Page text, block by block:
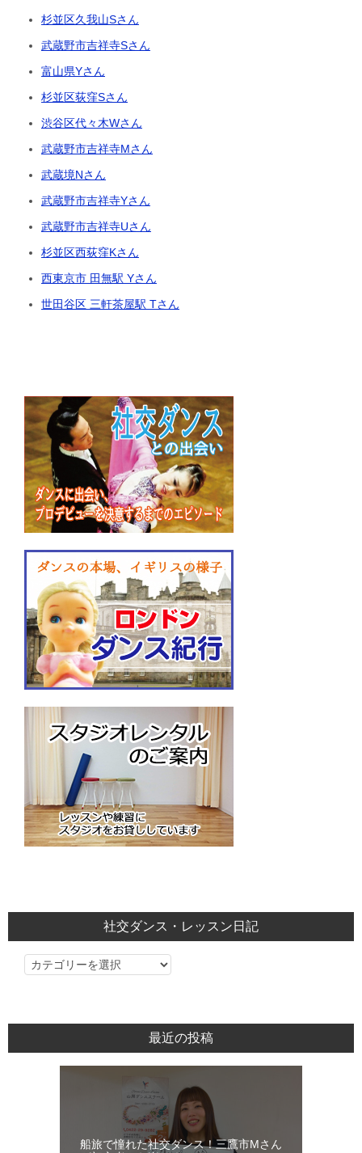
杉並区久我山Sさん
武蔵野市吉祥寺Sさん
富山県Yさん
杉並区荻窪Sさん
渋谷区代々木Wさん
武蔵野市吉祥寺Mさん
武蔵境Nさん
武蔵野市吉祥寺Yさん
武蔵野市吉祥寺Uさん
杉並区西荻窪Kさん
西東京市 田無駅 Yさん
世田谷区 三軒茶屋駅 Tさん
社交ダンス・レッスン日記
社
ン
最近の投稿
船旅で憧れた社交ダンス！三鷹市Mさん